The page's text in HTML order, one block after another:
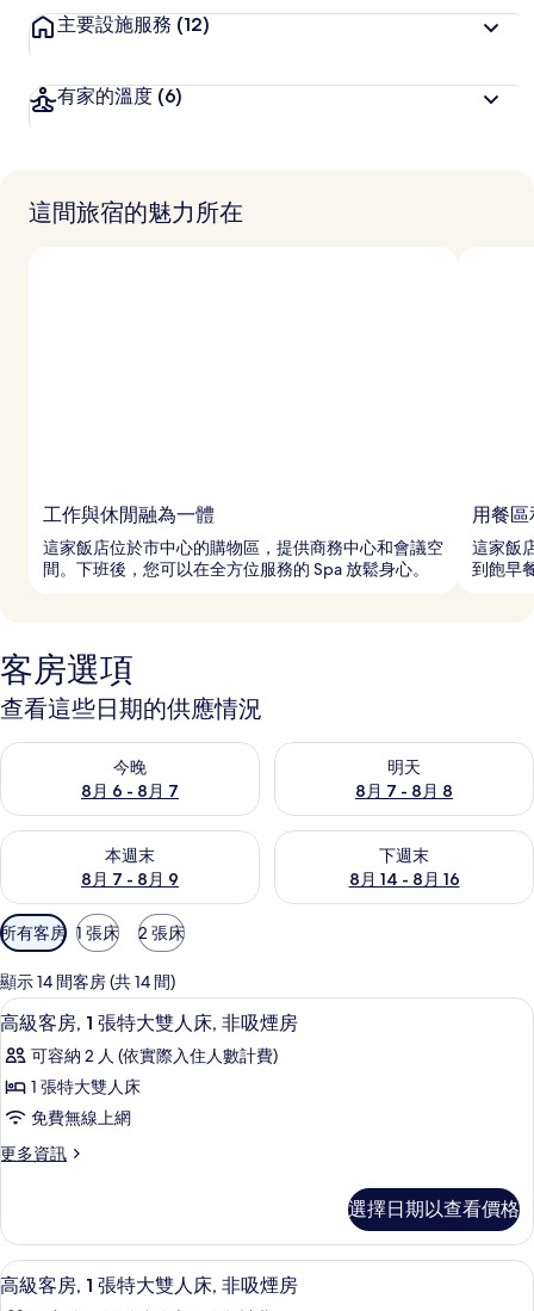
主要設施服務 (12)
有家的溫度 (6)
這間旅宿的魅力所在
工作與休閒融為一體
這家飯店位於市中心的購物區，提供商務中心和會議空
間。下班後，您可以在全方位服務的 Spa 放鬆身心。
用餐
這家飯
到飽早
客房選項
查看這些日期的供應情況
今晚
8月 6 - 8月 7
查看今晚 (8月 6 - 8月 7) 的供應情況
明天
8月 7 - 8月 8
查看明天 (8月 7 - 8月 8) 的供
本週末
8月 7 - 8月 9
查看本週末 (8月 7 - 8月 9) 的供應情況
下週末
8月 14 - 8月 16
查看下週末 (8月 14 - 8月 16)
可
用
的
客
房
篩
選
條
所有客房 1 張床 2 張床
顯示 14 間客房 (共 14 間)
顯
示
高
級
客
房,
張
特
大
客房內保險箱、隔音、免費無線上網、
6
高級客房, 1 張特大雙人床, 非吸煙房
可容納 2 人 (依實際入住人數計費)
1 張特大雙人床
免費無線上網
更多資訊
更
客
房,
1
選擇日期以查看價格
顯
示
客房內保險箱、隔音、免費無線上網、
5
高級客房, 1 張特大雙人床, 非吸煙房